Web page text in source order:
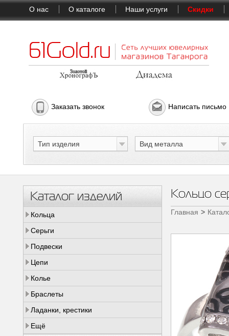
О нас О каталоге Наши услуги Скидки
Заказать звонок Написать письмо
Тип изделия Вид металла
Каталог изделий
Кольца
Серьги
Подвески
Цепи
Колье
Браслеты
Ладанки, крестики
Ещё
Кольцо
Главная